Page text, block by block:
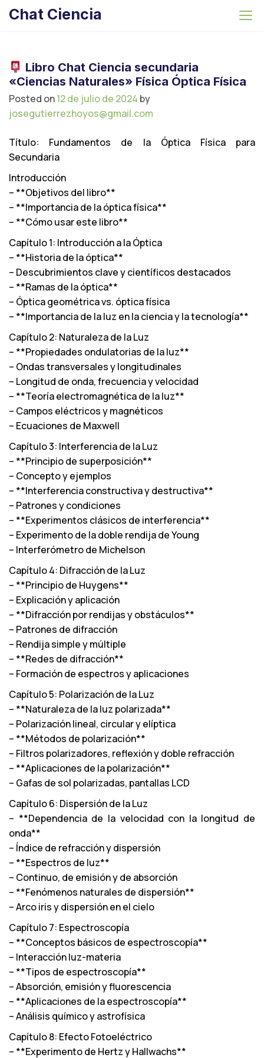
Chat Ciencia
Libro Chat Ciencia secundaria
«Ciencias Naturales» Física Óptica Física
Posted on12 de julio de 2024 by
josegutierrezhoyos@gmail.com
Título: Fundamentos de la Óptica Física para
Secundaria
Introducción
– **Objetivos del libro**
– **Importancia de la óptica física**
– **Cómo usar este libro**
Capítulo 1: Introducción a la Óptica
– **Historia de la óptica**
– Descubrimientos clave y científicos destacados
– **Ramas de la óptica**
– Óptica geométrica vs. óptica física
– **Importancia de la luz en la ciencia y la tecnología**
Capítulo 2: Naturaleza de la Luz
– **Propiedades ondulatorias de la luz**
– Ondas transversales y longitudinales
– Longitud de onda, frecuencia y velocidad
– **Teoría electromagnética de la luz**
– Campos eléctricos y magnéticos
– Ecuaciones de Maxwell
Capítulo 3: Interferencia de la Luz
– **Principio de superposición**
– Concepto y ejemplos
– **Interferencia constructiva y destructiva**
– Patrones y condiciones
– **Experimentos clásicos de interferencia**
– Experimento de la doble rendija de Young
– Interferómetro de Michelson
Capítulo 4: Difracción de la Luz
– **Principio de Huygens**
– Explicación y aplicación
– **Difracción por rendijas y obstáculos**
– Patrones de difracción
– Rendija simple y múltiple
– **Redes de difracción**
– Formación de espectros y aplicaciones
Capítulo 5: Polarización de la Luz
– **Naturaleza de la luz polarizada**
– Polarización lineal, circular y elíptica
– **Métodos de polarización**
– Filtros polarizadores, reflexión y doble refracción
– **Aplicaciones de la polarización**
– Gafas de sol polarizadas, pantallas LCD
Capítulo 6: Dispersión de la Luz
– **Dependencia de la velocidad con la longitud de
onda**
– Índice de refracción y dispersión
– **Espectros de luz**
– Continuo, de emisión y de absorción
– **Fenómenos naturales de dispersión**
– Arco iris y dispersión en el cielo
Capítulo 7: Espectroscopía
– **Conceptos básicos de espectroscopía**
– Interacción luz-materia
– **Tipos de espectroscopía**
– Absorción, emisión y fluorescencia
– **Aplicaciones de la espectroscopía**
– Análisis químico y astrofísica
Capítulo 8: Efecto Fotoeléctrico
– **Experimento de Hertz y Hallwachs**